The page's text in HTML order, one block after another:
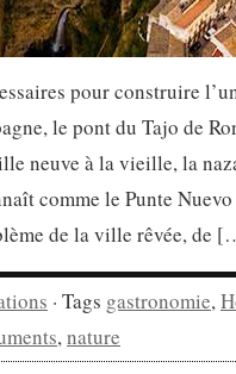
pour construire
le pont du Tajo de
neuve à la vieille, la
comme le Punte
de la ville rêvée, de
· Tags gastronomie,
,nature